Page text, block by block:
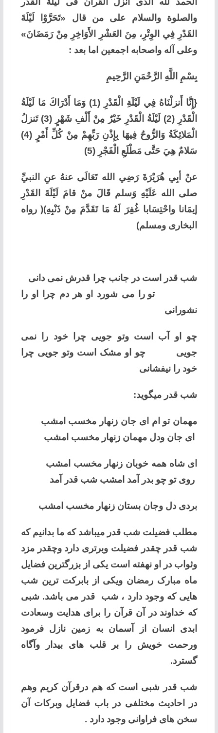
والصلوة والسلام علی من قال «تَحَرَّوْا لَيْلَةَ
القَدْرِ فِي الوِتْرِ، مِنَ العَشْرِ الأَوَاخِرِ مِنْ رَمَضَانَ»
وعلی آله واصحابه اجمعین اما بعد :
بِسْمِ اللَّهِ الرَّحْمَنِ الرَّحِيمِ
{إِنَّا أَنزلْنَاهُ فِي لَيْلَةِ الْقَدْرِ (1) وَمَا أَدْرَاكَ مَا لَيْلَةُ
الْقَدْرِ (2) لَيْلَةُ الْقَدْرِ خَيْرٌ مِنْ أَلْفِ شَهْرٍ (3) تَنزلُ
الْمَلائِكَةُ وَالرُّوحُ فِيهَا بِإِذْنِ رَبِّهِمْ مِنْ كُلِّ أَمْرٍ (4)
سَلامٌ هِيَ حَتَّى مَطْلَعِ الْفَجْرِ (5)
عنْ أبِي هُرَيْرَةَ رَضِي الله تَعَالَى عنهُ عنِ النبيِّ
صلى الله عَلَيْهِ وَسلم قَالَ منْ قامَ لَيْلَةَ القَدْرِ
إيمَانا واحْتِسَابا غُفِرَ لَهُ مَا تَقَدَّمَ مِنْ ذَنْبِهِ)( رواه
البخاری ومسلم)
شب قدر است در جانب چرا قدرش نمی دانی
تو را می شورد او هر دم چرا او را
نشورانی
چو او آب است وتو جویی چرا خود را نمی
جویی چو او مشک است وتو جویی چرا
خود را نیفشانی
شب قدر میگوید:
مهمان تو ام ای جان زنهار مخسب امشب
ای جان ودل مهمان زنهار مخسب امشب
ای شاه همه خوبان زنهار مخسب امشب
روی تو چو بدر آمد امشب شب قدر آمد
بردی دل وجان بستان زنهار مخسب امشب
مطلب فضیلت شب قدر میباشد که ما بدانیم که
شب قدر چقدر فضیلت وبرتری دارد وچقدر مزد
وثواب در او نهفته است یکی از بزرگترین فضایل
ماه مبارک رمضان ویکی از بابرکت ترین شب
هایی که وجود دارد ، شب قدر می باشد. شبی
که خداوند در آن قرآن را برای هدایت وسعادت
ابدی انسان از آسمان به زمین نازل فرمود
ورحمت خویش را بر قلب های بیدار وآگاه
گسترد.
شب قدر شبی است که هم درقرآن کریم وهم
در احادیث مختلفی در باب فضایل وبرکات آن
سخن های فراوانی وجود دارد .